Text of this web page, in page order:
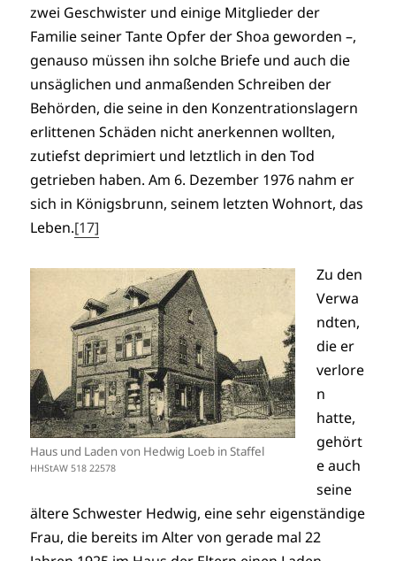
zwei Geschwister und einige Mitglieder der
Familie seiner Tante Opfer der Shoa geworden –,
genauso müssen ihn solche Briefe und auch die
unsäglichen und anmaßenden Schreiben der
Behörden, die seine in den Konzentrationslagern
erlittenen Schäden nicht anerkennen wollten,
zutiefst deprimiert und letztlich in den Tod
getrieben haben. Am 6. Dezember 1976 nahm er
sich in Königsbrunn, seinem letzten Wohnort, das
Leben.[17]
Haus und Laden von Hedwig Loeb in Staffel
HHStAW 518 22578
Zu den
Verwa
ndten,
die er
verlore
n
hatte,
gehört
e auch
seine
ältere Schwester Hedwig, eine sehr eigenständige
Frau, die bereits im Alter von gerade mal 22